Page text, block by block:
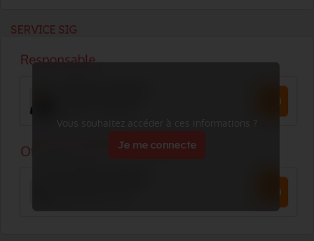
SERVICE SIG
Vous souhaitez accéder à ces informations ?
Je me connecte